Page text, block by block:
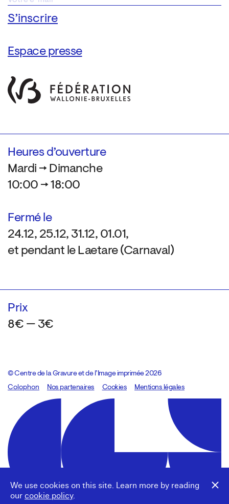
We use cookies on this site. Learn more by reading
our cookie policy.
Espace presse
Heures d’ouverture
Mardi → Dimanche
10:00 → 18:00
Fermé le
24.12, 25.12, 31.12, 01.01,
et pendant le Laetare (Carnaval)
Prix
8€ — 3€
© Centre de la Gravure et de l’Image imprimée 2026
Colophon
Design:Marcel Kaczmarek, code:8080.studio
Nos partenaires Cookies Mentions légales